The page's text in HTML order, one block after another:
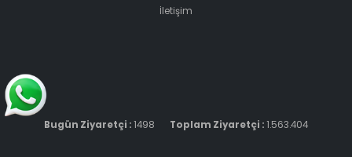
İletişim
Bugün Ziyaretçi :1498 Toplam Ziyaretçi :1.563.404